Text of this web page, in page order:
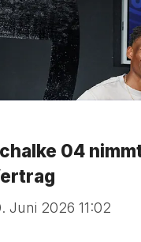
04
Juni 2026 11:02